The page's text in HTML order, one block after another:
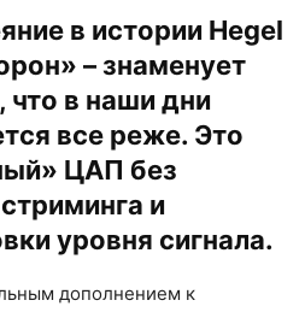
в истории Hegel
– знаменует
что в наши дни
все реже. Это
ЦАП без
и
уровня сигнала.
дополнением к